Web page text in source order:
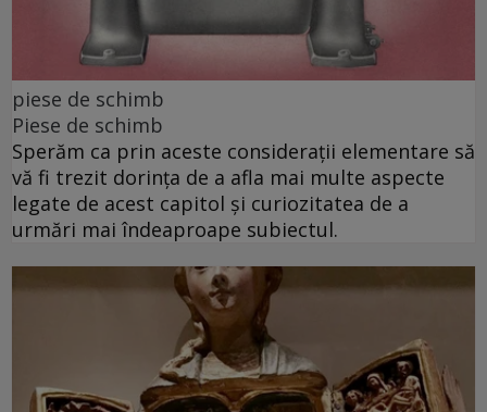
piese de schimb
Piese de schimb
Sperăm ca prin aceste considerații elementare să
vă fi trezit dorința de a afla mai multe aspecte
legate de acest capitol și curiozitatea de a
urmări mai îndeaproape subiectul.